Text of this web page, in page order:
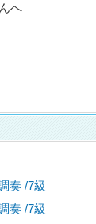
へ
奏 /7級
奏 /7級